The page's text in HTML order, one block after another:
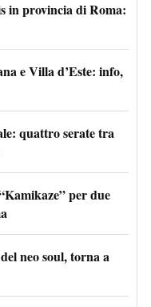
in provincia di Roma:
e Villa d’Este: info,
quattro serate tra
per due
neo soul, torna a